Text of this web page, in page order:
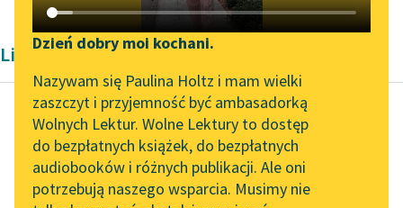
Katalog DAISY
Podkasty o książkach
Zgłoś brak utworu
Aktualności
„Prokurator Alicja Horn”
do słuchania
Byliśmy częścią AI Impact
Lab
Narzędzia
Mapa Wolnych Lektur
Leśmianator
Przewodnik dla piszących i
Dzień dobry moi kochani.
Nazywam się Paulina Holtz i mam wielki
zaszczyt i przyjemność być ambasadorką
Wolnych Lektur. Wolne Lektury to dostęp
do bezpłatnych książek, do bezpłatnych
audiobooków i różnych publikacji. Ale oni
potrzebują naszego wsparcia. Musimy nie
Liryka Horacy
Horacy
Ars Poetica